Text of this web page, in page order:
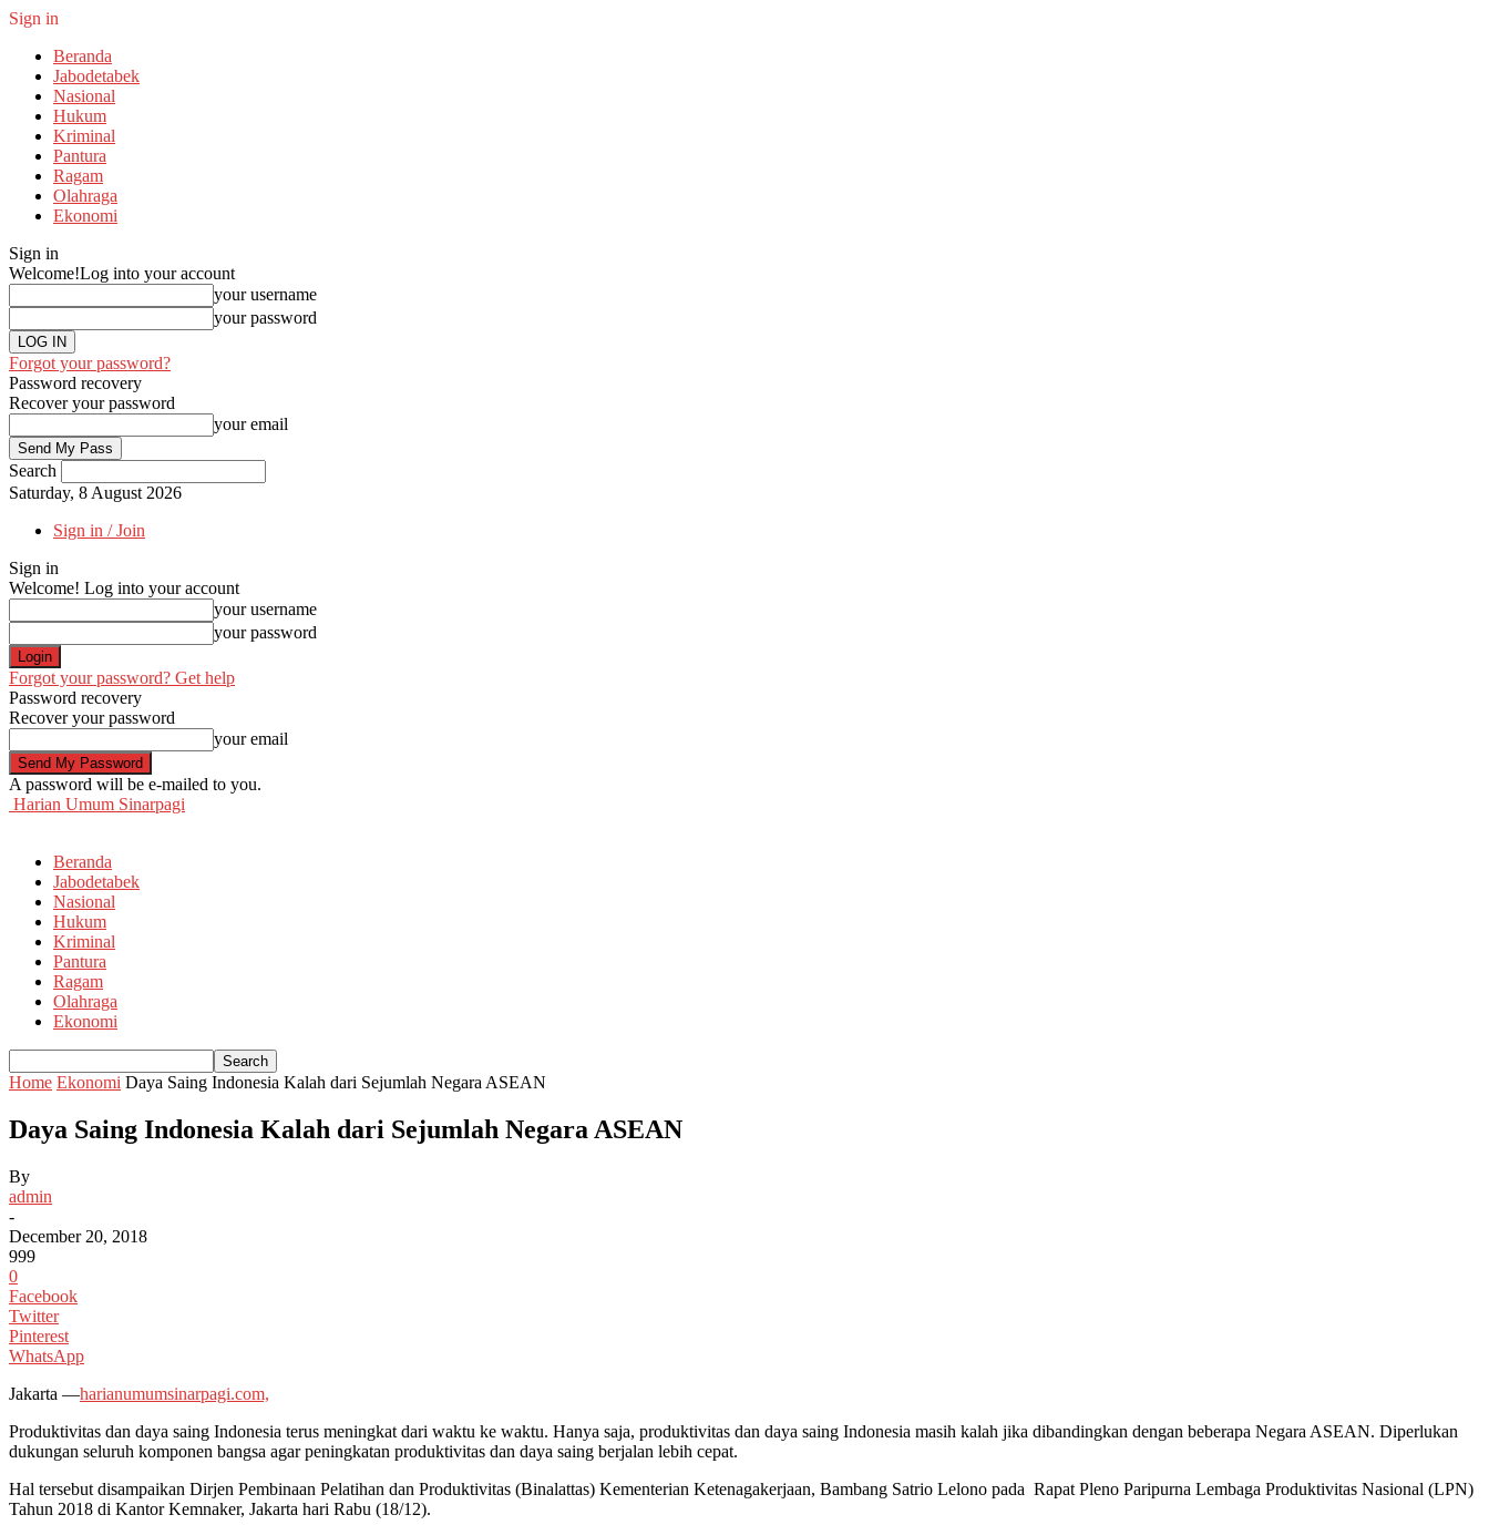
Sign in
Beranda
Jabodetabek
Nasional
Hukum
Kriminal
Pantura
Ragam
Olahraga
Ekonomi
Sign in
Welcome!Log into your account
your username
your password
Forgot your password?
Password recovery
Recover your password
your email
Search
Saturday, 8 August 2026
Sign in / Join
Sign in
Welcome! Log into your account
your username
your password
Forgot your password? Get help
Password recovery
Recover your password
your email
A password will be e-mailed to you.
Harian Umum Sinarpagi
Beranda
Jabodetabek
Nasional
Hukum
Kriminal
Pantura
Ragam
Olahraga
Ekonomi
Home Ekonomi Daya Saing Indonesia Kalah dari Sejumlah Negara ASEAN
Daya Saing Indonesia Kalah dari Sejumlah Negara ASEAN
By
admin
-
December 20, 2018
999
0
Facebook
Twitter
Pinterest
WhatsApp
Jakarta —harianumumsinarpagi.com,
Produktivitas dan daya saing Indonesia terus meningkat dari waktu ke waktu. Hanya saja, produktivitas dan daya saing Indonesia masih kalah jika dibandingkan dengan beberapa Negara ASEAN. Diperlukan
dukungan seluruh komponen bangsa agar peningkatan produktivitas dan daya saing berjalan lebih cepat.
Hal tersebut disampaikan Dirjen Pembinaan Pelatihan dan Produktivitas (Binalattas) Kementerian Ketenagakerjaan, Bambang Satrio Lelono pada Rapat Pleno Paripurna Lembaga Produktivitas Nasional (LPN)
Tahun 2018 di Kantor Kemnaker, Jakarta hari Rabu (18/12).